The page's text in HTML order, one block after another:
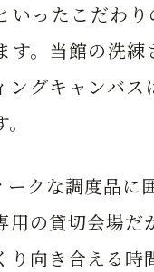
いったこだわ
す。当館の洗
ングキャンバ
ークな調度品に
用の貸切会場だ
り向き合える時